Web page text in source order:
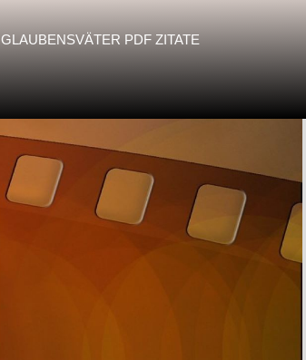
GLAUBENSVÄTER PDF ZITATE